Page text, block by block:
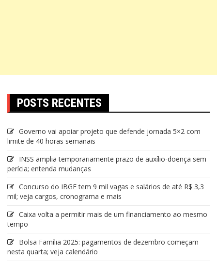
POSTS RECENTES
Governo vai apoiar projeto que defende jornada 5×2 com
limite de 40 horas semanais
INSS amplia temporariamente prazo de auxílio-doença sem
perícia; entenda mudanças
Concurso do IBGE tem 9 mil vagas e salários de até R$ 3,3
mil; veja cargos, cronograma e mais
Caixa volta a permitir mais de um financiamento ao mesmo
tempo
Bolsa Família 2025: pagamentos de dezembro começam
nesta quarta; veja calendário